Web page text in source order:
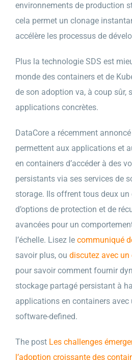
environnements de production
cela permet un clonage
accélère les processus de
Plus la technologie SDS est
monde des containers et de
de son adoption va, à coup sûr,
applications concrètes.
DataCore a récemment
permettent aux applications et
en containers d’accéder à des
persistants via ses services de
storage. Ils offrent tous deux
d’options de protection et de
avancées pour un
l’échelle. Lisez le communiqué
savoir plus, ou discutez avec un
pour savoir comment fournir
stockage partagé persistant à
applications en containers
software-defined.
The post Les challenges
l’adoption croissante des